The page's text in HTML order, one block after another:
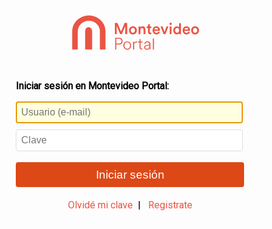
Iniciar sesión en Montevideo Portal:
Iniciar sesión
Olvidé mi clave Registrate